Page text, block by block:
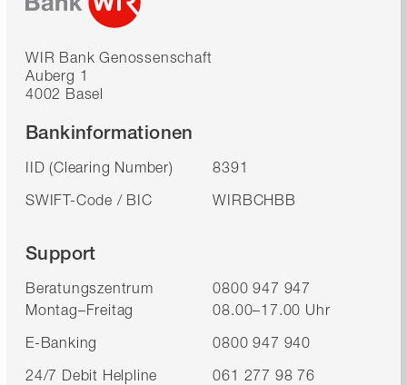
WIR Bank Genossenschaft
Auberg 1
4002 Basel
Bankinformationen
IID (Clearing Number)
8391
SWIFT-Code / BIC
WIRBCHBB
Support
Beratungszentrum
0800 947 947
Montag–Freitag
08.00–17.00 Uhr
E-Banking
0800 947 940
24/7 Debit Helpline
061 277 98 76